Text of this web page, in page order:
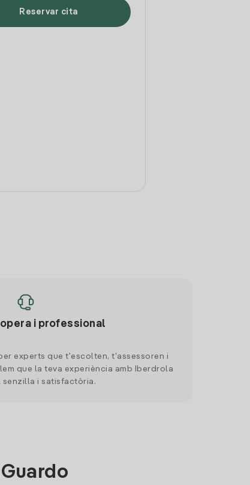
Reservar cita
i professional
experts que t'escolten, t'assessoren i
que la teva experiència amb Iberdrola
senzilla i satisfactòria.